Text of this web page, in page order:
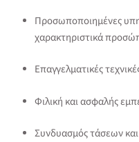
Προσωποποιημένες
χαρακτηριστικά
Επαγγελματικές
Φιλική και ασφαλής
Συνδυασμός τάσεων